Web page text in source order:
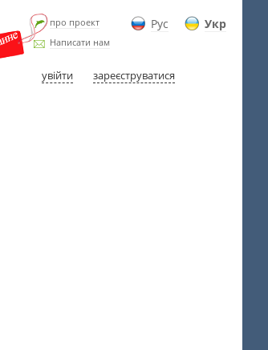
Рус Укр
про проект
Написати нам
увійти зареєструватися